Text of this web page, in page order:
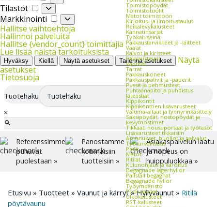
Tilastot
Tilastot
Markkinointi
Markkinointi
Hallitse vaihtoehtoja
Hallinnoi palveluita
Hallitse {vendor_count} toimittajia
Lue lisää näistä tarkoituksista
Hyväksy Kiellä Näytä asetukset Tallenna asetukset
Näytä
asetukset
Tietosuoja
Toimistopöydät
Toimistotuolit
Matot toimistoon
Kirjoitus- ja ilmoitustaulut
Reikälevykalusteet
Kannatinsarjat
Työkaluseinä
Pakkaustarvikkeet ja -laitteet
Vaa'at
Kalvot ja kiristeet
Pakkausteipit
Vanteet
Tarrat
Pakkauskoneet
Pakkauspahvit ja -paperit
Pussit ja pehmusteet
Puhtaanapito ja puhdistus
Jäteastiat
Kippikontit
Kippikonttien lisävarusteet
Valuma-altaat ja tynnyrinkäsittely
Saksipöydät, nostopöydät ja
kevytnostimet
Tikkaat, nousuportaat ja työtasot
Lisävarusteet tikkaisiin
Asennukset, huollot ja palvelut
Työturvallisuus
Peilit
Matot
Ritilät
Kulunohjaus ja varoitus
Begagnade lagerhyllor
Pallställ begagnat
Begagnade hyllor
Työympäristö
Potkulaudat
Ulkokalusteet
RST-kalusteet
Tuotehaku
×
Referenssimme
puhuvat
puolestaan »
Panostamme
kotimaisiin
tuotteisiin »
Asiakaspalvelun laatu
ja nopeus on
huippuluokkaa »
Etusivu » Tuotteet » Vaunut ja kärryt»Hyllyvaunut » Ritilä
pöytävaunu